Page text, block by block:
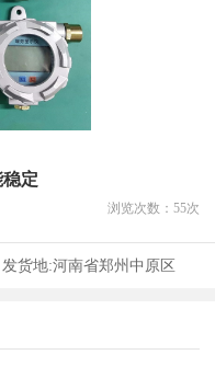
定
浏览次数： 55次
发货地:河南省郑州中原区